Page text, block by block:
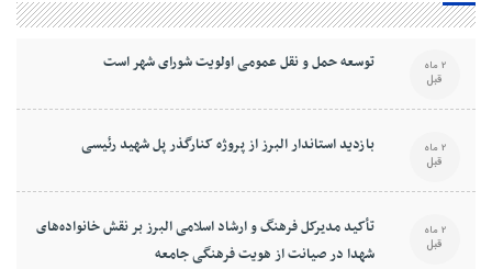
توسعه حمل و نقل عمومی اولویت شورای شهر است 2 ماه
قبل
بازدید استاندار البرز از پروژه کنارگذر پل شهید رئیسی 2 ماه
قبل
تأکید مدیرکل فرهنگ و ارشاد اسلامی البرز بر نقش خانواده‌های
شهدا در صیانت از هویت فرهنگی جامعه
2 ماه
قبل